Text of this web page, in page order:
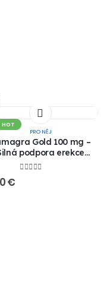
HOT
PRO NĚJ
Gold 100 mg –
podpora erekce
Viagra)!! 1+1
€